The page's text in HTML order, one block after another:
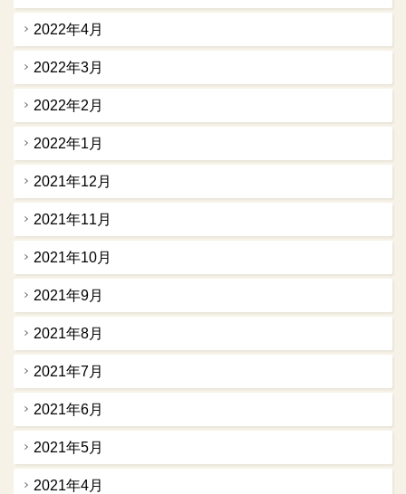
2022年4月
2022年3月
2022年2月
2022年1月
2021年12月
2021年11月
2021年10月
2021年9月
2021年8月
2021年7月
2021年6月
2021年5月
2021年4月